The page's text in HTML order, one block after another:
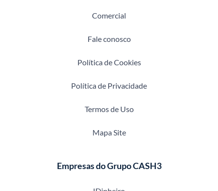
Comercial
Fale conosco
Política de Cookies
Política de Privacidade
Termos de Uso
Mapa Site
Empresas do Grupo CASH3